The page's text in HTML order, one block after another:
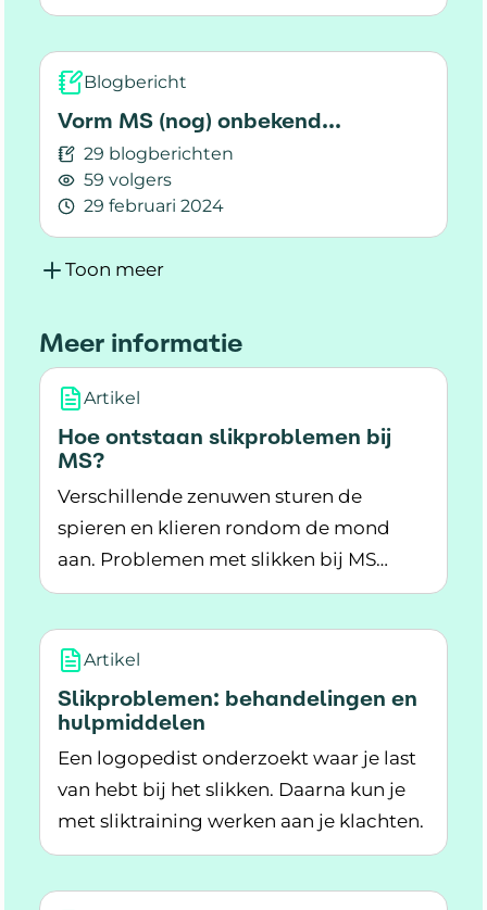
Lees meer over Smeulende MS: Wat je
Blogbericht
Vorm MS (nog) onbekend...
29 blogberichten
59 volgers
29 februari 2024
Lees meer over Vorm MS (nog) onbekend...
Toon meer
Meer informatie
Artikel
Hoe ontstaan slikproblemen bij
MS?
Verschillende zenuwen sturen de
spieren en klieren rondom de mond
aan. Problemen met slikken bij MS
ontstaan door schade aan die zenuwen.
Lees meer over Hoe ontstaan slikproblemen
Artikel
Slikproblemen: behandelingen en
hulpmiddelen
Een logopedist onderzoekt waar je last
van hebt bij het slikken. Daarna kun je
met sliktraining werken aan je klachten.
Lees meer over Slikproblemen: